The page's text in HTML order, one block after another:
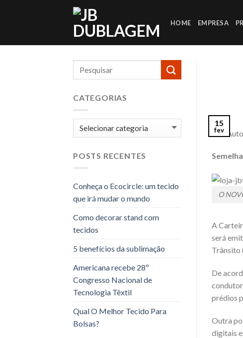
HOME EMPRESA
CATEGORIAS
Categorias
POSTS RECENTES
Conheça o Ecocircle: um tecido
que irá mudar o mundo
Como decorar stand com
tecidos
5 benefícios da sublimação
Americana recebe 28º
Congresso Nacional de
Tecnologia Têxtil
Qual O Melhor Tecido Para
Bolsas?
15
fev
Via:
O
A
será
Trânsito
De
prédios
Outra
digitais